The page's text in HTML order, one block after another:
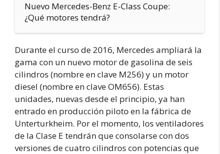
Nuevo Mercedes-Benz E-Class Coupe:
¿Qué motores tendrá?
Durante el curso de 2016, Mercedes ampliará la
gama con un nuevo motor de gasolina de seis
cilindros (nombre en clave M256) y un motor
diesel (nombre en clave OM656). Estas
unidades, nuevas desde el principio, ya han
entrado en producción piloto en la fábrica de
Unterturkheim. Por el momento, los ventiladores
de la Clase E tendrán que consolarse con dos
versiones de cuatro cilindros con potencias que